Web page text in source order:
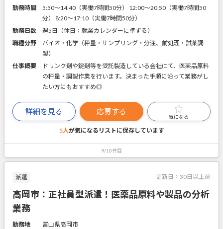
勤務時間
5:50～14:40（実働7時間50分） 12:00～20:50（実働7時間50
分） 8:20～17:10（実働7時間50分）
勤務日数
週5日（休日：就業カレンダーに準ずる）
職種分野
バイオ・化学（秤量・サンプリング・分注、前処理・試薬調
製）
仕事概要
ドリンク剤や錠剤等を受託製造している会社にて、医薬品原料
の秤量・調製作業を行います。決まった手順に沿って業務がし
たい方にもおすすめ◎
詳細を見る 応募する
気になる
5人が気になるリストに保存しています
9/10件目
派遣 更新日： 30日以上前
高岡市：正社員型派遣！医薬品原料や製品の分析
業務
勤務地
富山県高岡市